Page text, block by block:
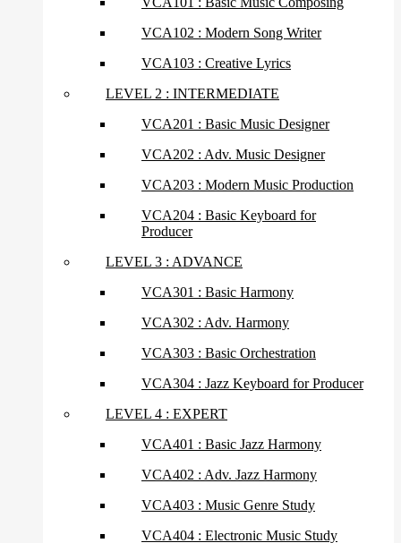
VCA102 : Modern Song Writer
VCA103 : Creative Lyrics
LEVEL 2 : INTERMEDIATE
VCA201 : Basic Music Designer
VCA202 : Adv. Music Designer
VCA203 : Modern Music Production
VCA204 : Basic Keyboard for
Producer
LEVEL 3 : ADVANCE
VCA301 : Basic Harmony
VCA302 : Adv. Harmony
VCA303 : Basic Orchestration
VCA304 : Jazz Keyboard for Producer
LEVEL 4 : EXPERT
VCA401 : Basic Jazz Harmony
VCA402 : Adv. Jazz Harmony
VCA403 : Music Genre Study
VCA404 : Electronic Music Study